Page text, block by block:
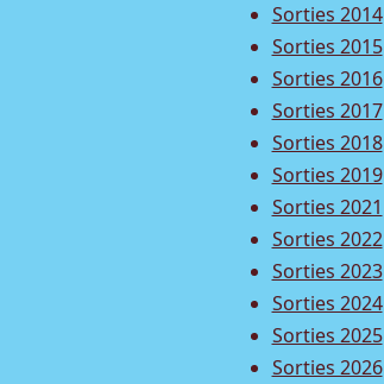
Sorties 2014
Sorties 2015
Sorties 2016
Sorties 2017
Sorties 2018
Sorties 2019
Sorties 2021
Sorties 2022
Sorties 2023
Sorties 2024
Sorties 2025
Sorties 2026